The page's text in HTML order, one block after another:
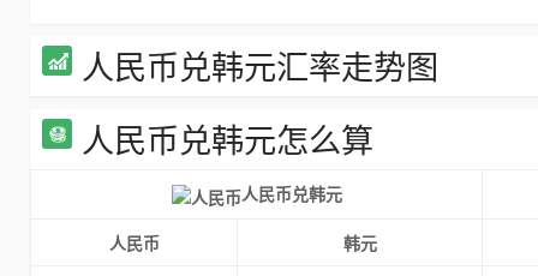
人民币兑韩元汇率走势图
人民币兑韩元怎么算
人民币兑韩元
人民币
韩元